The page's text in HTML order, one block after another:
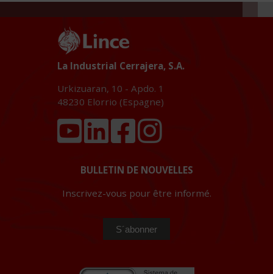
La Industrial Cerrajera, S.A.
Urkizuaran, 10 - Apdo. 1
48230 Elorrio (Espagne)
BULLETIN DE NOUVELLES
Inscrivez-vous pour être informé.